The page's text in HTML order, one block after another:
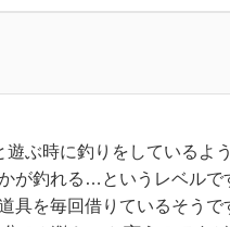
遊ぶ時に釣りをしている
が釣れる…というレベル
具を毎回借りているそう